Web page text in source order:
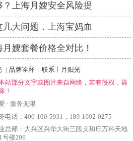
上海月嫂安全风险提
大问题，上海宝妈血
嫂套餐价格全对比！
| 品牌诠释 | 联系十月阳光
站部分文字或图片来自网络，若有侵权，请
！
· 服务无限
电话： 400-100-5931 ， 189-1002-0275
总部：大兴区兴华大街三段义和庄万科天地
号楼206